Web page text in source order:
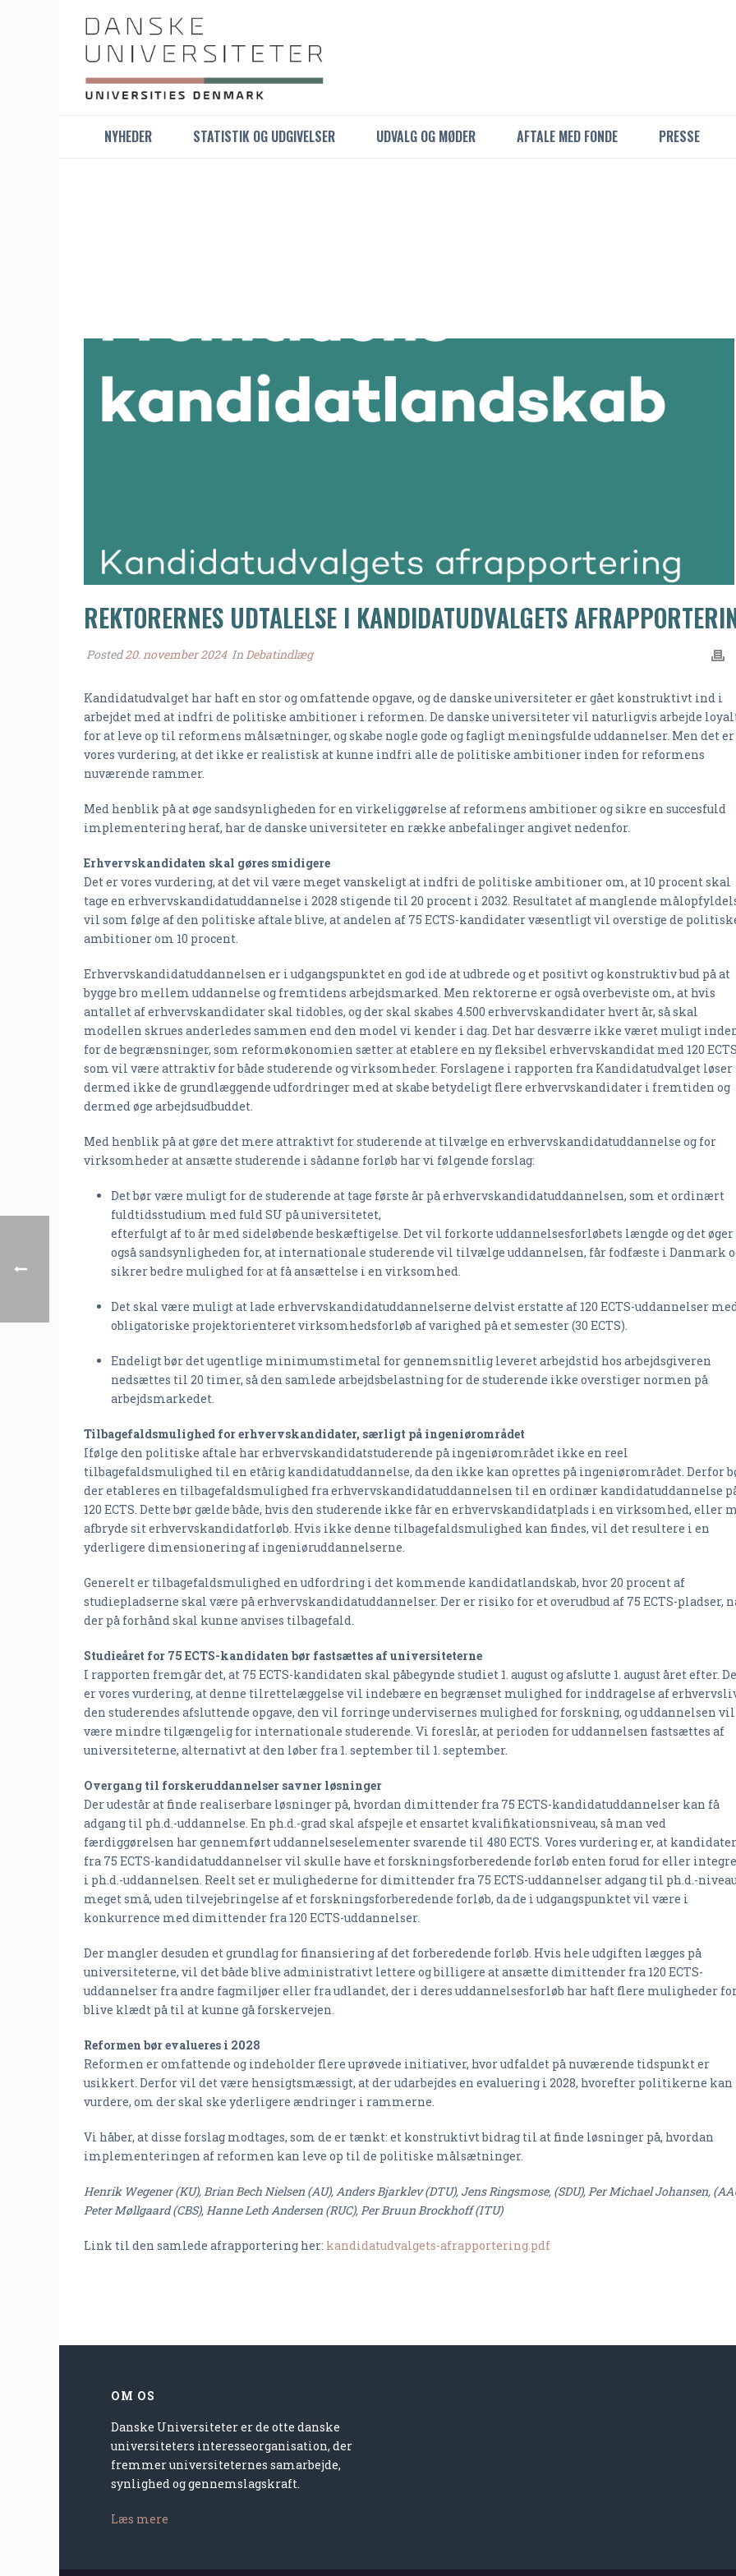
NYHEDER STATISTIK OG UDGIVELSER UDVALG OG MØDER AFTALE MED FONDE PRESSE
REKTORERNES UDTALELSE I KANDIDATUDVALGETS
Posted20. november 2024 InDebatindlæg
Kandidatudvalget har haft en stor og omfattende opgave, og de danske universiteter er gået konstruktivt ind i
arbejdet med at indfri de politiske ambitioner i reformen. De danske universiteter vil naturligvis arbejde
for at leve op til reformens målsætninger, og skabe nogle gode og fagligt meningsfulde uddannelser. Men det er
vores vurdering, at det ikke er realistisk at kunne indfri alle de politiske ambitioner inden for reformens
nuværende rammer.
Med henblik på at øge sandsynligheden for en virkeliggørelse af reformens ambitioner og sikre en succesfuld
implementering heraf, har de danske universiteter en række anbefalinger angivet nedenfor.
Erhvervskandidaten skal gøres smidigere
Det er vores vurdering, at det vil være meget vanskeligt at indfri de politiske ambitioner om, at 10 procent skal
tage en erhvervskandidatuddannelse i 2028 stigende til 20 procent i 2032. Resultatet af manglende
vil som følge af den politiske aftale blive, at andelen af 75 ECTS-kandidater væsentligt vil overstige de
ambitioner om 10 procent.
Erhvervskandidatuddannelsen er i udgangspunktet en god ide at udbrede og et positivt og konstruktiv bud på at
bygge bro mellem uddannelse og fremtidens arbejdsmarked. Men rektorerne er også overbeviste om, at hvis
antallet af erhvervskandidater skal tidobles, og der skal skabes 4.500 erhvervskandidater hvert år, så skal
modellen skrues anderledes sammen end den model vi kender i dag. Det har desværre ikke været muligt
for de begrænsninger, som reformøkonomien sætter at etablere en ny fleksibel erhvervskandidat med 120
som vil være attraktiv for både studerende og virksomheder. Forslagene i rapporten fra Kandidatudvalget løser
dermed ikke de grundlæggende udfordringer med at skabe betydeligt flere erhvervskandidater i fremtiden og
dermed øge arbejdsudbuddet.
Med henblik på at gøre det mere attraktivt for studerende at tilvælge en erhvervskandidatuddannelse og for
virksomheder at ansætte studerende i sådanne forløb har vi følgende forslag:
Det bør være muligt for de studerende at tage første år på erhvervskandidatuddannelsen, som et ordinært
fuldtidsstudium med fuld SU på universitetet,
efterfulgt af to år med sideløbende beskæftigelse. Det vil forkorte uddannelsesforløbets længde og det øger
også sandsynligheden for, at internationale studerende vil tilvælge uddannelsen, får fodfæste i Danmark
sikrer bedre mulighed for at få ansættelse i en virksomhed.
Det skal være muligt at lade erhvervskandidatuddannelserne delvist erstatte af 120 ECTS-uddannelser
obligatoriske projektorienteret virksomhedsforløb af varighed på et semester (30 ECTS).
Endeligt bør det ugentlige minimumstimetal for gennemsnitlig leveret arbejdstid hos arbejdsgiveren
nedsættes til 20 timer, så den samlede arbejdsbelastning for de studerende ikke overstiger normen på
arbejdsmarkedet.
Tilbagefaldsmulighed for erhvervskandidater, særligt på ingeniørområdet
Ifølge den politiske aftale har erhvervskandidatstuderende på ingeniørområdet ikke en reel
tilbagefaldsmulighed til en etårig kandidatuddannelse, da den ikke kan oprettes på ingeniørområdet. Derfor
der etableres en tilbagefaldsmulighed fra erhvervskandidatuddannelsen til en ordinær kandidatuddannelse
120 ECTS. Dette bør gælde både, hvis den studerende ikke får en erhvervskandidatplads i en virksomhed, eller
afbryde sit erhvervskandidatforløb. Hvis ikke denne tilbagefaldsmulighed kan findes, vil det resultere i en
yderligere dimensionering af ingeniøruddannelserne.
Generelt er tilbagefaldsmulighed en udfordring i det kommende kandidatlandskab, hvor 20 procent af
studiepladserne skal være på erhvervskandidatuddannelser. Der er risiko for et overudbud af 75 ECTS-pladser,
der på forhånd skal kunne anvises tilbagefald.
Studieåret for 75 ECTS-kandidaten bør fastsættes af universiteterne
I rapporten fremgår det, at 75 ECTS-kandidaten skal påbegynde studiet 1. august og afslutte 1. august året efter.
er vores vurdering, at denne tilrettelæggelse vil indebære en begrænset mulighed for inddragelse af
den studerendes afsluttende opgave, den vil forringe undervisernes mulighed for forskning, og uddannelsen vil
være mindre tilgængelig for internationale studerende. Vi foreslår, at perioden for uddannelsen fastsættes af
universiteterne, alternativt at den løber fra 1. september til 1. september.
Overgang til forskeruddannelser savner løsninger
Der udestår at finde realiserbare løsninger på, hvordan dimittender fra 75 ECTS-kandidatuddannelser kan få
adgang til ph.d.-uddannelse. En ph.d.-grad skal afspejle et ensartet kvalifikationsniveau, så man ved
færdiggørelsen har gennemført uddannelseselementer svarende til 480 ECTS. Vores vurdering er, at kandidater
fra 75 ECTS-kandidatuddannelser vil skulle have et forskningsforberedende forløb enten forud for eller
i ph.d.-uddannelsen. Reelt set er mulighederne for dimittender fra 75 ECTS-uddannelser adgang til ph.d.-
meget små, uden tilvejebringelse af et forskningsforberedende forløb, da de i udgangspunktet vil være i
konkurrence med dimittender fra 120 ECTS-uddannelser.
Der mangler desuden et grundlag for finansiering af det forberedende forløb. Hvis hele udgiften lægges på
universiteterne, vil det både blive administrativt lettere og billigere at ansætte dimittender fra 120 ECTS-
uddannelser fra andre fagmiljøer eller fra udlandet, der i deres uddannelsesforløb har haft flere muligheder
blive klædt på til at kunne gå forskervejen.
Reformen bør evalueres i 2028
Reformen er omfattende og indeholder flere uprøvede initiativer, hvor udfaldet på nuværende tidspunkt er
usikkert. Derfor vil det være hensigtsmæssigt, at der udarbejdes en evaluering i 2028, hvorefter politikerne kan
vurdere, om der skal ske yderligere ændringer i rammerne.
Vi håber, at disse forslag modtages, som de er tænkt: et konstruktivt bidrag til at finde løsninger på, hvordan
implementeringen af reformen kan leve op til de politiske målsætninger.
Henrik Wegener (KU), Brian Bech Nielsen (AU), Anders Bjarklev (DTU), Jens Ringsmose, (SDU), Per Michael Johansen,
Peter Møllgaard (CBS), Hanne Leth Andersen (RUC), Per Bruun Brockhoff (ITU)
Link til den samlede afrapportering her: kandidatudvalgets-afrapportering.pdf
OM OS
Danske Universiteter er de otte danske
universiteters interesseorganisation, der
fremmer universiteternes samarbejde,
synlighed og gennemslagskraft.
Læs mere